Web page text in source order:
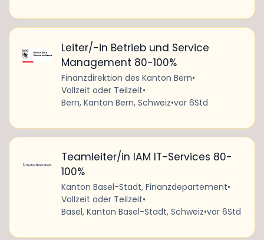
Leiter/-in Betrieb und Service
Management 80-100%
Finanzdirektion des Kanton Bern•
Vollzeit oder Teilzeit•
Bern, Kanton Bern, Schweiz•vor 6Std
Teamleiter/in IAM IT-Services 80-
100%
Kanton Basel-Stadt, Finanzdepartement•
Vollzeit oder Teilzeit•
Basel, Kanton Basel-Stadt, Schweiz•vor 6Std